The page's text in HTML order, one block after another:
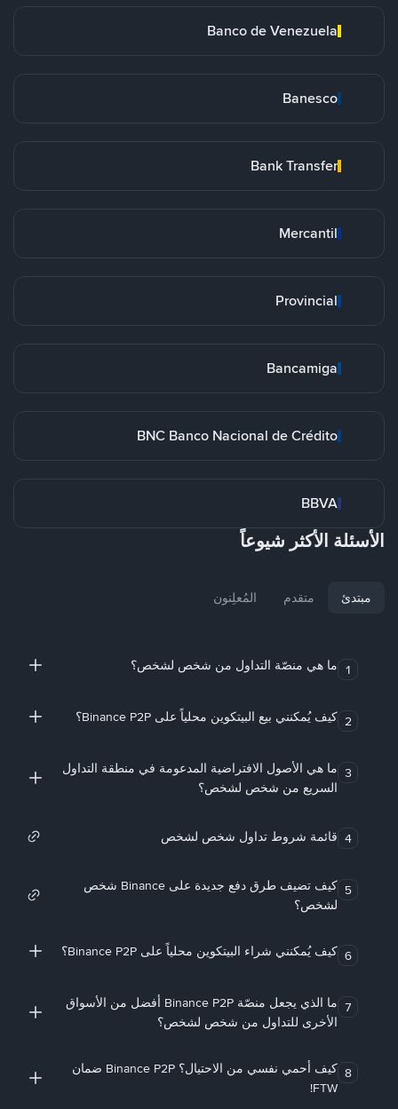
Banco de Venezuela
Banesco
Bank Transfer
Mercantil
Provincial
Bancamiga
BNC Banco Nacional de Crédito
BBVA
الأسئلة الأكثر شيوعاً
مبتدئ متقدم المُعلِنون
1 ما هي منصّة التداول من شخص لشخص؟
2 كيف يُمكنني بيع البيتكوين محلياً على Binance P2P؟
3 ما هي الأصول الافتراضية المدعومة في منطقة التداول
السريع من شخص لشخص؟
4 قائمة شروط تداول شخص لشخص
5
كيف تضيف طرق دفع جديدة على Binance شخص
لشخص؟
6 كيف يُمكنني شراء البيتكوين محلياً على Binance P2P؟
7
ما الذي يجعل منصّة Binance P2P أفضل من الأسواق
الأخرى للتداول من شخص لشخص؟
8
كيف أحمي نفسي من الاحتيال؟ Binance P2P ضمان
FTW!